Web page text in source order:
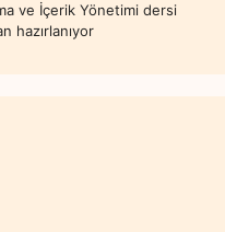
ve İçerik Yönetimi dersi
hazırlanıyor